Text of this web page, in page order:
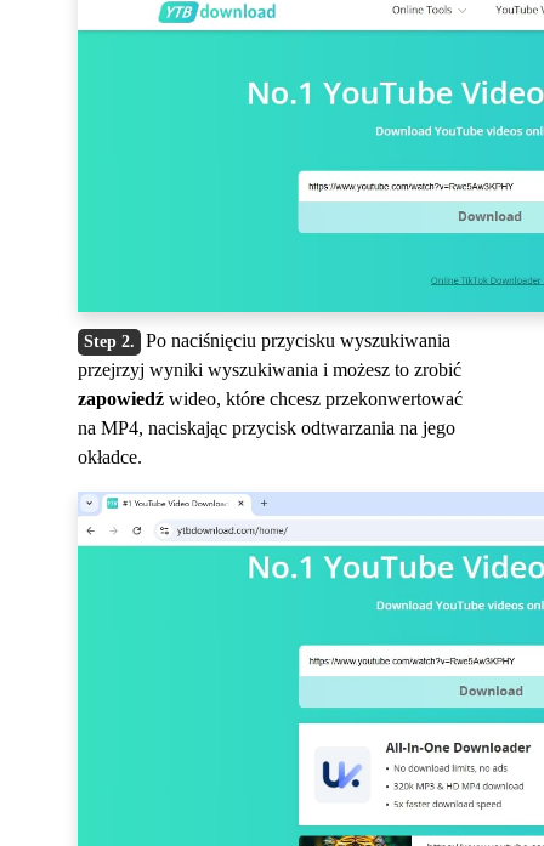
Po naciśnięciu przycisku wyszukiwania
przejrzyj wyniki wyszukiwania i możesz to zrobić
zapowiedź wideo, które chcesz przekonwertować
na MP4, naciskając przycisk odtwarzania na jego
okładce.